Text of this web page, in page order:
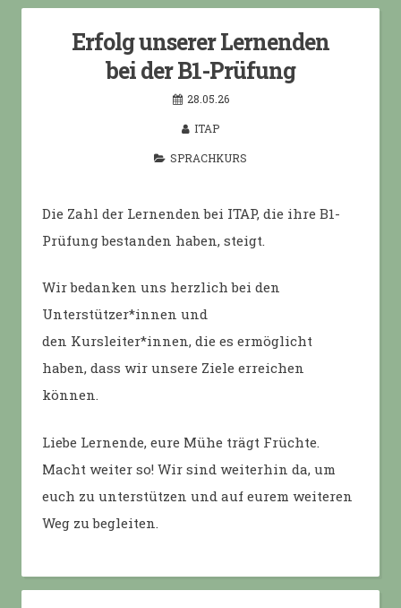
Erfolg unserer Lernenden
bei der B1-Prüfung
28.05.26
ITAP
SPRACHKURS
Die Zahl der Lernenden bei ITAP, die ihre B1-
Prüfung bestanden haben, steigt.
Wir bedanken uns herzlich bei den
Unterstützer*innen und
den Kursleiter*innen, die es ermöglicht
haben, dass wir unsere Ziele erreichen
können.
Liebe Lernende, eure Mühe trägt Früchte.
Macht weiter so! Wir sind weiterhin da, um
euch zu unterstützen und auf eurem weiteren
Weg zu begleiten.